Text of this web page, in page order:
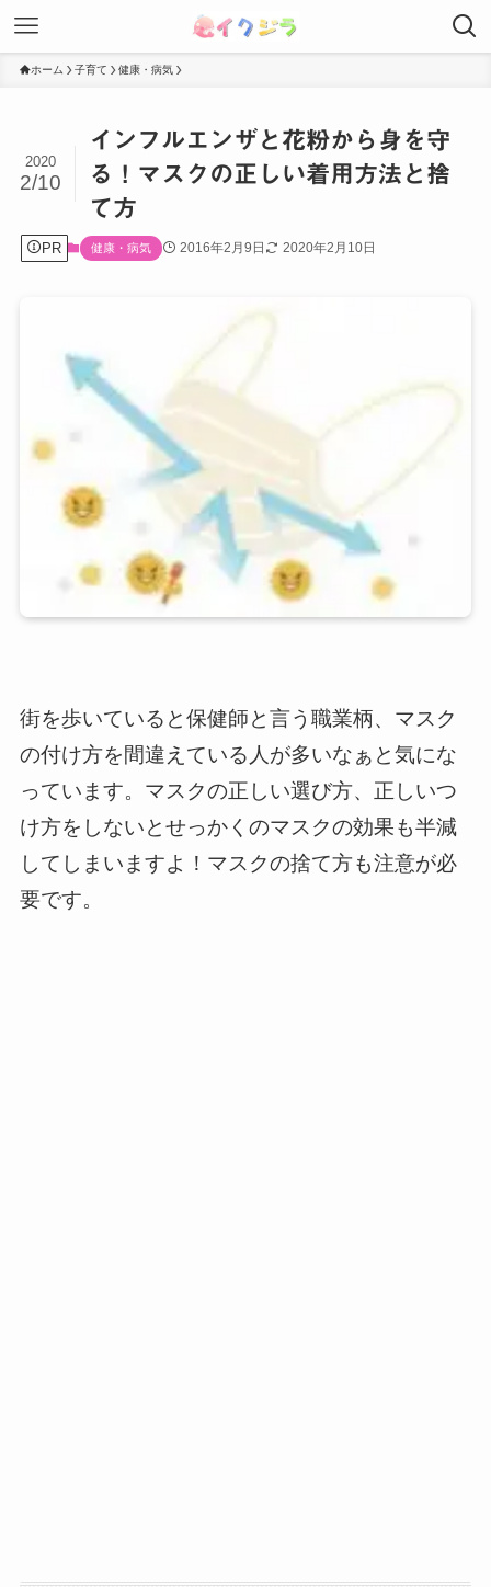
ホーム 子育て 健康・病気
インフルエンザと花粉から身を守
る！マスクの正しい着用方法と捨
て方
2020
2/10
PR 健康・病気 2016年2月9日 2020年2月10日
街を歩いていると保健師と言う職業柄、マスク
の付け方を間違えている人が多いなぁと気にな
っています。マスクの正しい選び方、正しいつ
け方をしないとせっかくのマスクの効果も半減
してしまいますよ！マスクの捨て方も注意が必
要です。